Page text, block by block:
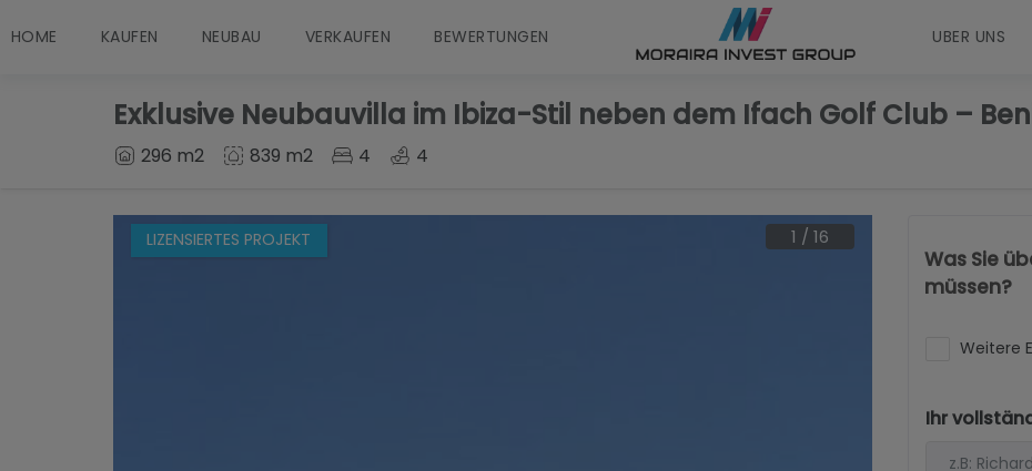
HOME KAUFEN NEUBAU VERKAUFEN BEWERTUNGEN UBER UNS
Exklusive Neubauvilla im Ibiza-Stil neben dem Ifach Golf Club –
296 m2 839 m2 4 4
LIZENSIERTES PROJEKT 1 / 16
Was Sie
müssen?
Weitere
Ihr